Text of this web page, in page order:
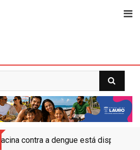
Vacina contra a dengue está